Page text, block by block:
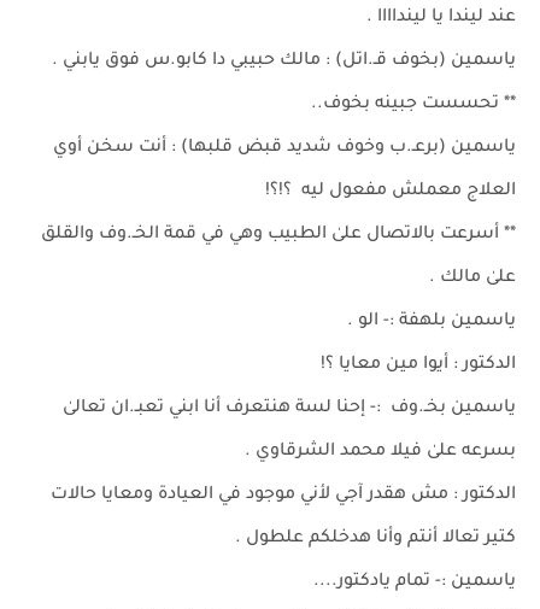
عند ليندا يا لينداااا .
ياسمين (بخوف قـ.اتل) : مالك حبيبي دا كابو.س فوق يابني .
** تحسست جبينه بخوف..
ياسمين (برعـ.ب وخوف شديد قبض قلبها) : أنت سخن أوي
العلاج معملش مفعول ليه ؟!؟!
** أسرعت بالاتصال علىٰ الطبيب وهي في قمة الخـ.وف والقلق
علىٰ مالك .
ياسمين بلهفة :- الو .
الدكتور : أيوا مين معايا ؟!
ياسمين بخـ.وف :- إحنا لسة هنتعرف أنا ابني تعبـ.ان تعالىٰ
بسرعه علىٰ فيلا محمد الشرقاوي .
الدكتور : مش هقدر آجي لأني موجود في العيادة ومعايا حالات
كتير تعالا أنتم وأنا هدخلكم علطول .
ياسمين :- تمام يادكتور....